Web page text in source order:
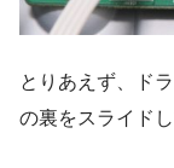
とりあえず、ド
の裏をスライドし